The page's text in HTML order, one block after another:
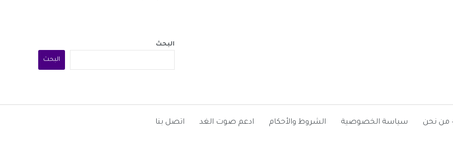
البحث
البحث
من نحن سياسة الخصوصية الشروط والأحكام ادعم صوت الغد اتصل بنا